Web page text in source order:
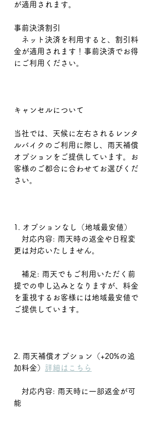
が適用されます。
事前決済割引
ネット決済を利用すると、割引料
金が適用されます！事前決済でお得
にご利用ください。
キャンセルについて
当社では、天候に左右されるレンタ
ルバイクのご利用に際し、雨天補償
オプションをご提供しています。お
客様のご都合に合わせてお選びくだ
さい。
1. オプションなし（地域最安値）
対応内容: 雨天時の返金や日程変
更は対応いたしません。
補足: 雨天でもご利用いただく前
提での申し込みとなりますが、料金
を重視するお客様には地域最安値で
ご提供しています。
2. 雨天補償オプション（+20%の追
加料金） 詳細はこちら
対応内容: 雨天時に一部返金が可
能